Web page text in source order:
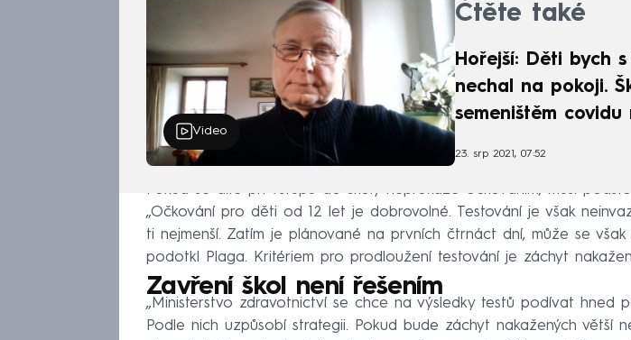
Video
Čtěte také
Hořejší: Děti bych
nechal na pokoji.
semeništěm covidu
23. srp 2021, 07:52
Pokud se dítě při vstupu do školy neprokáže očkováním, musí
„Očkování pro děti od 12 let je dobrovolné. Testování je však
ti nejmenší. Zatím je plánované na prvních čtrnáct dní, může se však
podotkl Plaga. Kritériem pro prodloužení testování je záchyt
Zavření škol není řešením
„Ministerstvo zdravotnictví se chce na výsledky testů podívat hned
Podle nich uzpůsobí strategii. Pokud bude záchyt nakažených větší